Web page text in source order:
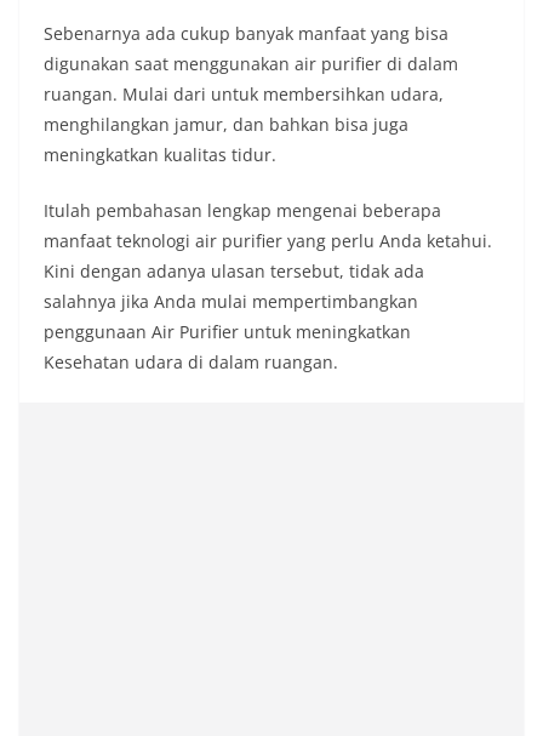
Sebenarnya ada cukup banyak manfaat yang bisa
digunakan saat menggunakan air purifier di dalam
ruangan. Mulai dari untuk membersihkan udara,
menghilangkan jamur, dan bahkan bisa juga
meningkatkan kualitas tidur.
Itulah pembahasan lengkap mengenai beberapa
manfaat teknologi air purifier yang perlu Anda ketahui.
Kini dengan adanya ulasan tersebut, tidak ada
salahnya jika Anda mulai mempertimbangkan
penggunaan Air Purifier untuk meningkatkan
Kesehatan udara di dalam ruangan.